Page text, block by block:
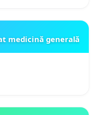
medicină generală